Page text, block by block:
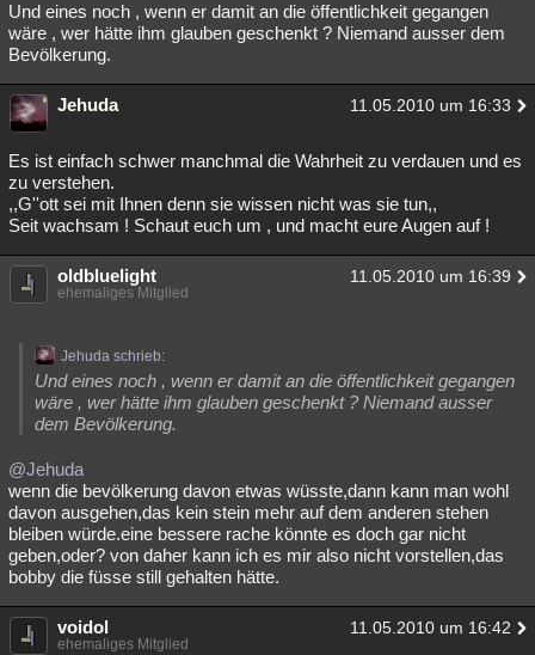
Und eines noch , wenn er damit an die öffentlichkeit gegangen
wäre , wer hätte ihm glauben geschenkt ? Niemand ausser dem
Bevölkerung.
Jehuda 11.05.2010 um 16:33
Es ist einfach schwer manchmal die Wahrheit zu verdauen und es
zu verstehen.
,,G''ott sei mit Ihnen denn sie wissen nicht was sie tun,,
Seit wachsam ! Schaut euch um , und macht eure Augen auf !
oldbluelight 11.05.2010 um 16:39
ehemaliges Mitglied
Jehuda schrieb:
Und eines noch , wenn er damit an die öffentlichkeit gegangen
wäre , wer hätte ihm glauben geschenkt ? Niemand ausser
dem Bevölkerung.
@Jehuda
wenn die bevölkerung davon etwas wüsste,dann kann man wohl
davon ausgehen,das kein stein mehr auf dem anderen stehen
bleiben würde.eine bessere rache könnte es doch gar nicht
geben,oder? von daher kann ich es mir also nicht vorstellen,das
bobby die füsse still gehalten hätte.
voidol 11.05.2010 um 16:42
ehemaliges Mitglied